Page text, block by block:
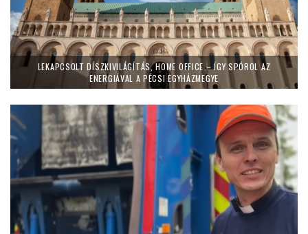
LEKAPCSOLT DÍSZKIVILÁGÍTÁS, HOME OFFICE – ÍGY SPÓROL AZ
ENERGIÁVAL A PÉCSI EGYHÁZMEGYE